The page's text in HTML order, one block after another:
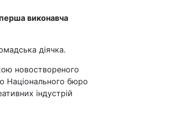
виконавча
діячка.
новоствореного
Національного бюро
індустрій